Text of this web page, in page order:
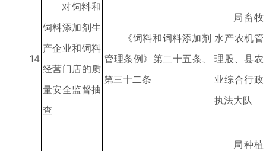
14
对饲料和
饲料添加剂生
产企业和饲料
经营门店的质
量安全监督抽
查
《饲料和饲料添加剂
管理条例》第二十五条、
第三十二条
局畜牧
水产农机管
理股、县农
业综合行政
执法大队
局种植